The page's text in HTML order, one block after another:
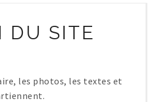
DU SITE
les photos, les textes et